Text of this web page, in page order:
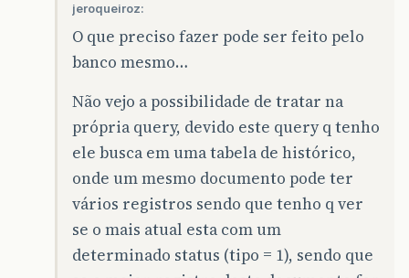
jeroqueiroz:
O que preciso fazer pode ser feito pelo
banco mesmo…
Não vejo a possibilidade de tratar na
própria query, devido este query q tenho
ele busca em uma tabela de histórico,
onde um mesmo documento pode ter
vários registros sendo que tenho q ver
se o mais atual esta com um
determinado status (tipo = 1), sendo que